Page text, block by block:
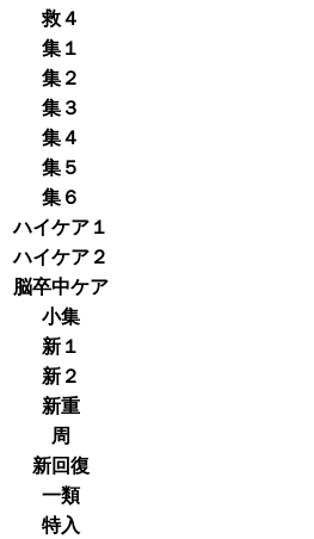
救４
集１
集２
集３
集４
集５
集６
ハイケア１
ハイケア２
脳卒中ケア
小集
新１
新２
新重
周
新回復
一類
特入